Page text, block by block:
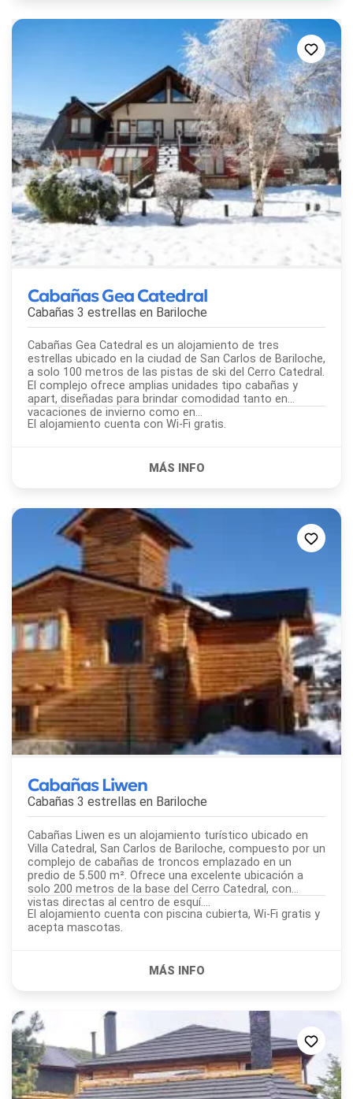
Cabañas Gea Catedral
Cabañas 3 estrellas en Bariloche
Cabañas Gea Catedral es un alojamiento de tres
estrellas ubicado en la ciudad de San Carlos de Bariloche,
a solo 100 metros de las pistas de ski del Cerro Catedral.
El complejo ofrece amplias unidades tipo cabañas y
apart, diseñadas para brindar comodidad tanto en
vacaciones de invierno como en...
El alojamiento cuenta con Wi-Fi gratis.
Cabañas Liwen
Cabañas 3 estrellas en Bariloche
Cabañas Liwen es un alojamiento turístico ubicado en
Villa Catedral, San Carlos de Bariloche, compuesto por un
complejo de cabañas de troncos emplazado en un
predio de 5.500 m². Ofrece una excelente ubicación a
solo 200 metros de la base del Cerro Catedral, con
vistas directas al centro de esquí....
El alojamiento cuenta con piscina cubierta, Wi-Fi gratis y
acepta mascotas.